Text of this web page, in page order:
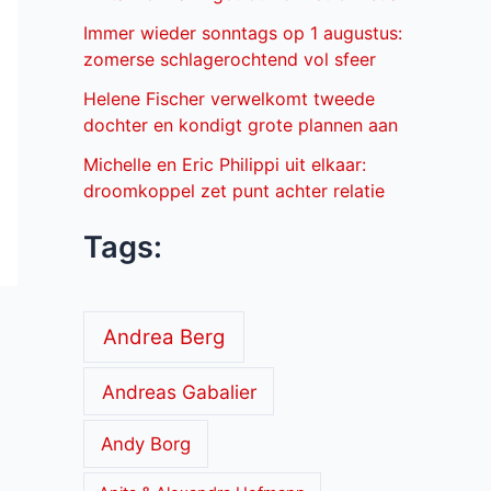
Immer wieder sonntags op 1 augustus:
zomerse schlagerochtend vol sfeer
Helene Fischer verwelkomt tweede
dochter en kondigt grote plannen aan
Michelle en Eric Philippi uit elkaar:
droomkoppel zet punt achter relatie
Tags:
Andrea Berg
Andreas Gabalier
Andy Borg